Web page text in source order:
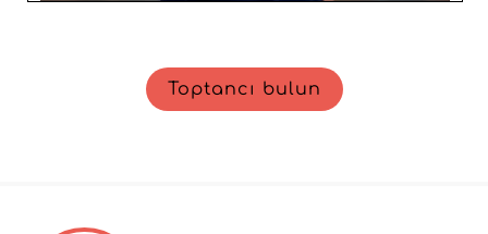
Toptancı bulun